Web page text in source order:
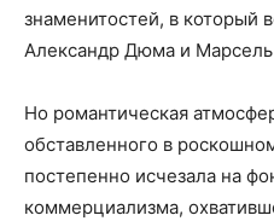
знаменитостей, в который
Александр Дюма и Марсель
Но романтическая
обставленного в
постепенно исчезала на
коммерциализма,